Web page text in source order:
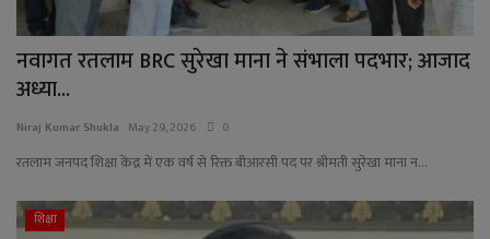
नवागत रतलाम BRC सुरेखा माना ने संभाला पदभार; आजाद
अध्या...
Niraj Kumar Shukla May 29, 2026 0
रतलाम जनपद शिक्षा केंद्र में एक वर्ष से रिक्त बीआरसी पद पर श्रीमती सुरेखा माना न...
शिक्षा